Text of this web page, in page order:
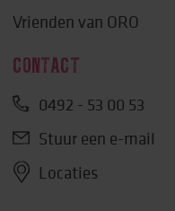
Vrienden van ORO
CONTACT
0492 - 53 00 53
Stuur een e-mail
Locaties